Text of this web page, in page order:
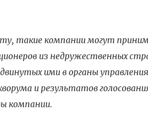
такие компании могут
из недружественных
ими в органы
и результатов
компании.